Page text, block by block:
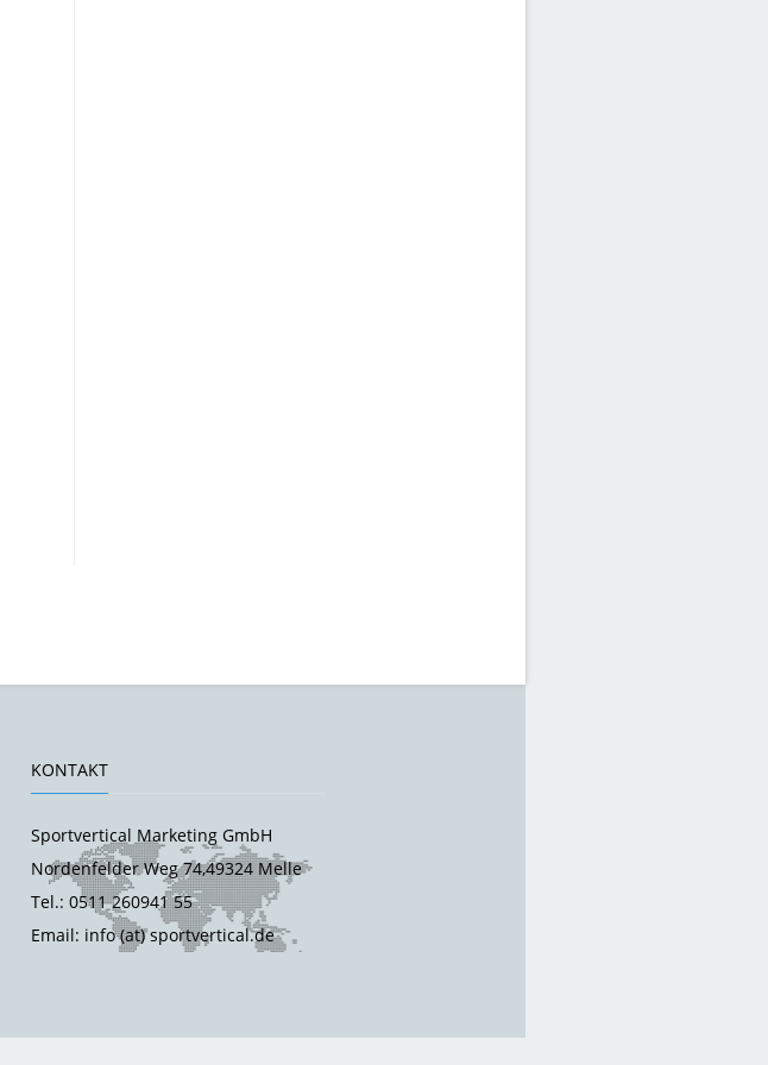
KONTAKT
Sportvertical Marketing GmbH
Nordenfelder Weg 74,49324 Melle
Tel.: 0511 260941 55
Email: info (at) sportvertical.de